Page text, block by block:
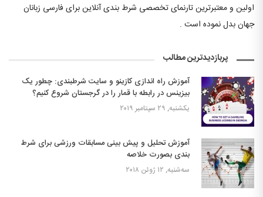
اولین و معتبرترین تارنمای تخصصی شرط بندی آنلاین برای فارسی زبانان
جهان بدل نموده است .
پربازدیدترین مطالب
آموزش راه اندازی کازینو و سایت شرطبندی: چطور یک
بیزینس در رابطه با قمار را در گرجستان شروع کنیم؟
یکشنبه, ۲۹ سپتامبر ۲۰۱۹
آموزش تحلیل و پیش بینی مسابقات ورزشی برای شرط
بندی بصورت خلاصه
سه‌شنبه, ۱۲ ژوئن ۲۰۱۸